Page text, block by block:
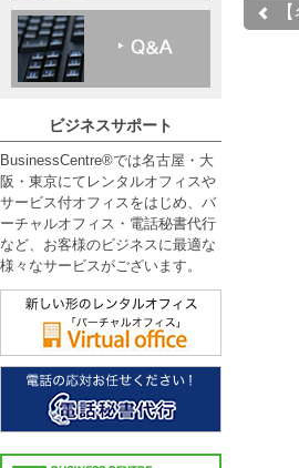
【
ビジネスサポート
BusinessCentre®では名古屋・大
阪・東京にてレンタルオフィスや
サービス付オフィスをはじめ、バ
ーチャルオフィス・電話秘書代行
など、お客様のビジネスに最適な
様々なサービスがございます。